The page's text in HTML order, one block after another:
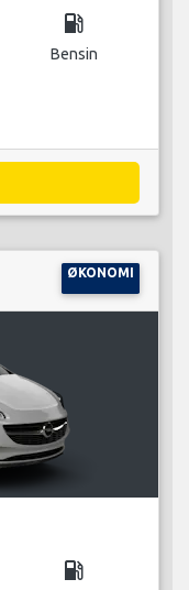
local_gas_station
Bensin
ØKONOMI
local_gas_station